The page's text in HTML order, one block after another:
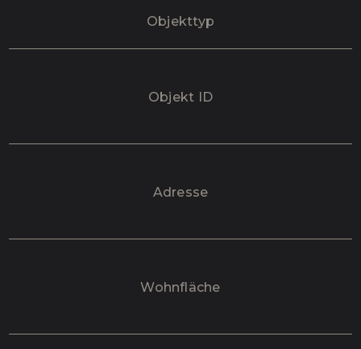
Objekttyp
Objekt ID
Adresse
Wohnfläche